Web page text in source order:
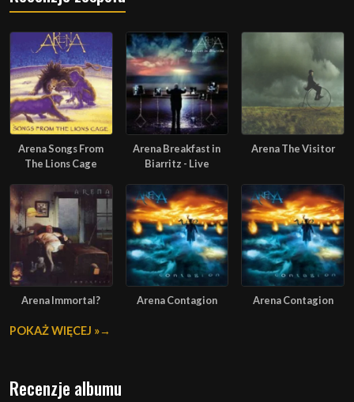
Arena Songs From
The Lions Cage
Arena Breakfast in
Biarritz - Live
Arena The Visitor
Arena Immortal? Arena Contagion Arena Contagion
POKAŻ WIĘCEJ »
Recenzje albumu